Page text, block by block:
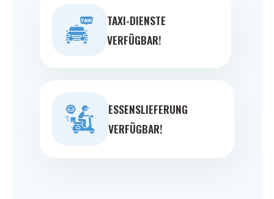
TAXI-DIENSTE
VERFÜGBAR!
ESSENSLIEFERUNG
VERFÜGBAR!